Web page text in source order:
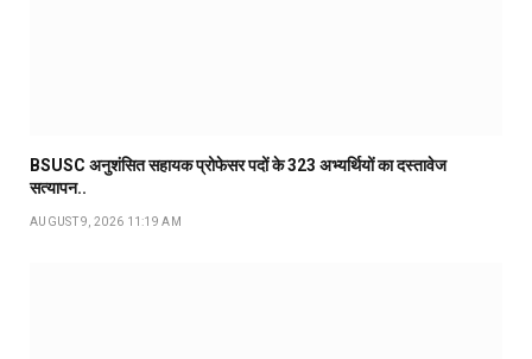
BSUSC अनुशंसित सहायक प्रोफेसर पदों के 323 अभ्यर्थियों का दस्तावेज
सत्यापन..
AUGUST 9, 2026 11:19 AM